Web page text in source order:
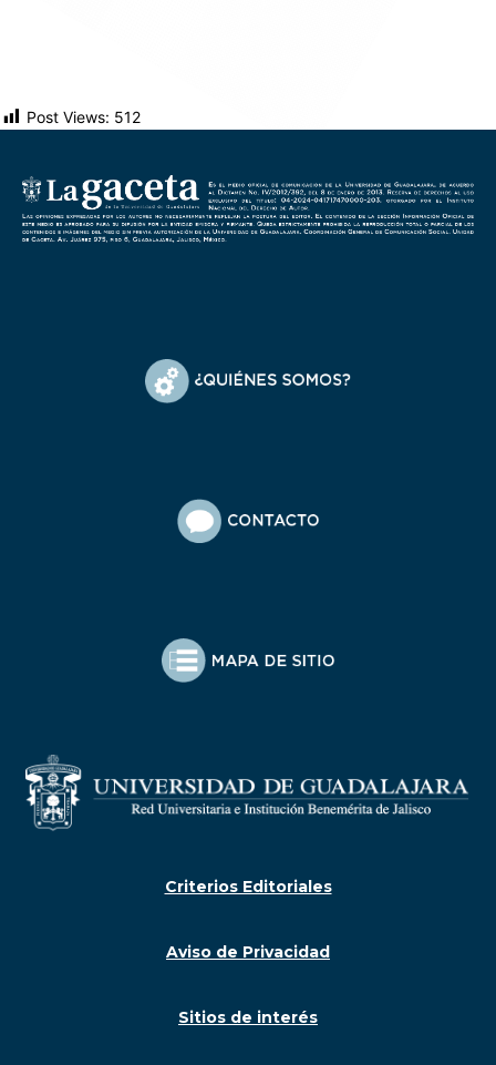
Post Views: 512
Criterios Editoriales
Aviso de Privacidad
Sitios de interés